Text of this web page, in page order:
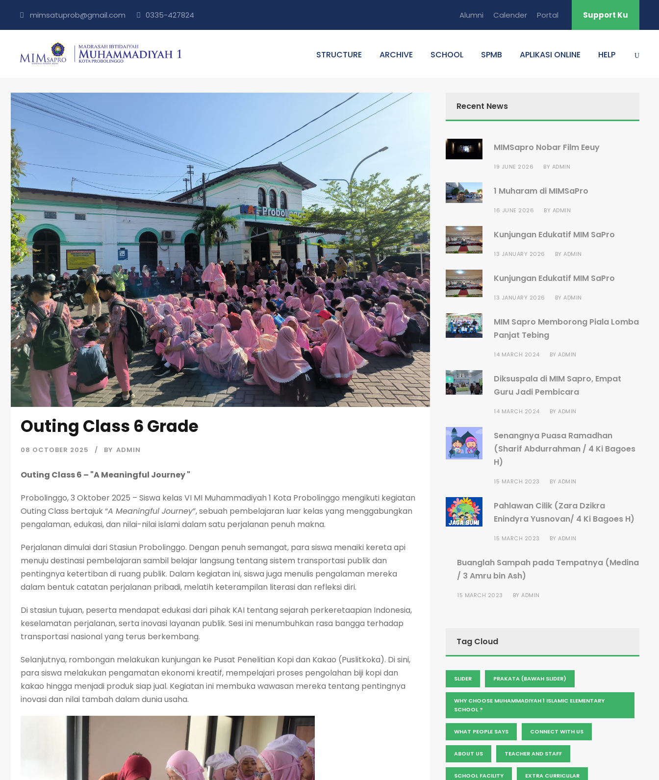
mimsatuprob@gmail.com 0335-427824 Alumni Calender Portal Support Ku
STRUCTURE ARCHIVE SCHOOL SPMB APLIKASI ONLINE HELP
Outing Class 6 Grade
08 OCTOBER 2025 BY ADMIN
Outing Class 6 – "A Meaningful Journey "
Probolinggo, 3 Oktober 2025 – Siswa kelas VI MI Muhammadiyah 1 Kota Probolinggo mengikuti kegiatan
Outing Class bertajuk “A Meaningful Journey”, sebuah pembelajaran luar kelas yang menggabungkan
pengalaman, edukasi, dan nilai-nilai islami dalam satu perjalanan penuh makna.
Perjalanan dimulai dari Stasiun Probolinggo. Dengan penuh semangat, para siswa menaiki kereta api
menuju destinasi pembelajaran sambil belajar langsung tentang sistem transportasi publik dan
pentingnya ketertiban di ruang publik. Dalam kegiatan ini, siswa juga menulis pengalaman mereka
dalam bentuk catatan perjalanan pribadi, melatih keterampilan literasi dan refleksi diri.
Di stasiun tujuan, peserta mendapat edukasi dari pihak KAI tentang sejarah perkeretaapian Indonesia,
keselamatan perjalanan, serta inovasi layanan publik. Sesi ini menumbuhkan rasa bangga terhadap
transportasi nasional yang terus berkembang.
Selanjutnya, rombongan melakukan kunjungan ke Pusat Penelitian Kopi dan Kakao (Puslitkoka). Di sini,
para siswa melakukan pengamatan ekonomi kreatif, mempelajari proses pengolahan biji kopi dan
kakao hingga menjadi produk siap jual. Kegiatan ini membuka wawasan mereka tentang pentingnya
inovasi dan nilai tambah dalam dunia usaha.
Recent News
MIMSapro Nobar Film Eeuy
19 JUNE 2026 BY ADMIN
1 Muharam di MIMSaPro
16 JUNE 2026 BY ADMIN
Kunjungan Edukatif MIM SaPro
13 JANUARY 2026 BYADMIN
Kunjungan Edukatif MIM SaPro
13 JANUARY 2026 BYADMIN
MIM Sapro Memborong Piala Lomba
Panjat Tebing
14 MARCH 2024 BYADMIN
Diksuspala di MIM Sapro, Empat
Guru Jadi Pembicara
14 MARCH 2024 BYADMIN
Senangnya Puasa Ramadhan
(Sharif Abdurrahman / 4 Ki Bagoes
H)
15 MARCH 2023 BYADMIN
Pahlawan Cilik (Zara Dzikra
Enindyra Yusnovan/ 4 Ki Bagoes H)
15 MARCH 2023 BYADMIN
Buanglah Sampah pada Tempatnya (Medina
/ 3 Amru bin Ash)
15 MARCH 2023 BYADMIN
Tag Cloud
SLIDER PRAKATA (BAWAH SLIDER)
WHY CHOOSE MUHAMMADIYAH 1 ISLAMIC ELEMENTARY
SCHOOL ?
WHAT PEOPLE SAYS CONNECT WITH US
ABOUT US TEACHER AND STAFF
SCHOOL FACILITY EXTRA CURRICULAR